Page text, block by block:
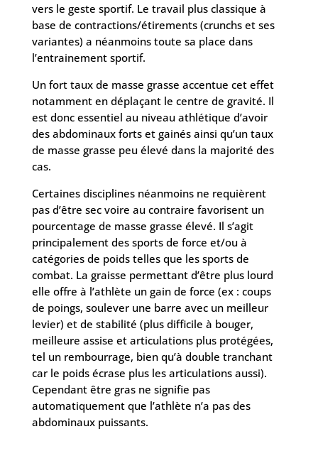
vers le geste sportif. Le travail plus classique à
base de contractions/étirements (crunchs et ses
variantes) a néanmoins toute sa place dans
l’entrainement sportif.
Un fort taux de masse grasse accentue cet effet
notamment en déplaçant le centre de gravité. Il
est donc essentiel au niveau athlétique d’avoir
des abdominaux forts et gainés ainsi qu’un taux
de masse grasse peu élevé dans la majorité des
cas.
Certaines disciplines néanmoins ne requièrent
pas d’être sec voire au contraire favorisent un
pourcentage de masse grasse élevé. Il s’agit
principalement des sports de force et/ou à
catégories de poids telles que les sports de
combat. La graisse permettant d’être plus lourd
elle offre à l’athlète un gain de force (ex : coups
de poings, soulever une barre avec un meilleur
levier) et de stabilité (plus difficile à bouger,
meilleure assise et articulations plus protégées,
tel un rembourrage, bien qu’à double tranchant
car le poids écrase plus les articulations aussi).
Cependant être gras ne signifie pas
automatiquement que l’athlète n’a pas des
abdominaux puissants.